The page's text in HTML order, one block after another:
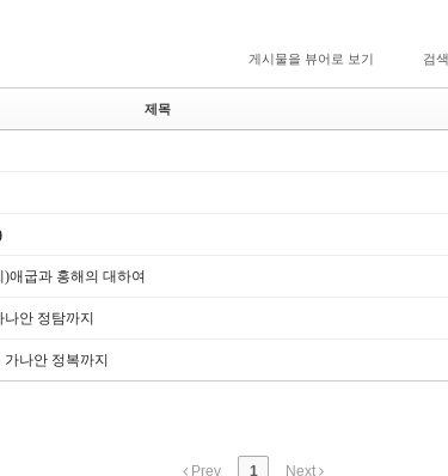
게시물을 뷰어로 보기 검색
제목
애굽과 홍해의 대하여
안 정탐까지
나안 정복까지
Prev 1 Next